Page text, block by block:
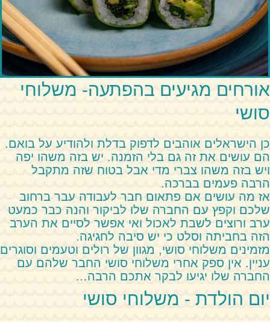
אורחים מגיעים בהפתעה- משלוחי
סושי
כן הישראלים אוהבים לדפוק בדלת ולהודיע על בואם.
הם עושים את זה גם בלי הזמנה. יש בזה משהו יפה
ויש בזה משהו צברי מדי אבל בטוח שזה מתקבל
הרבה פעמים בברכה.
אז מה עושים אם פתאום חבר לעבודה עבר ברחוב
שלכם וקפץ עם החברה שלו לביקור והנה כבר כמעט
ערב ורוצים לשבת לאכול ואי אפשר לסיים את הערב
הזה בחביתה וסלט כי יש סיבה לחגיגה.
מזמינים משלוחי סושי, מגוון של רולים וטעמים וסוגרים
עניין. אין ספק אחרי משלוחי סושי החבר שלהם עם
החברה שלו יגיעו לבקר אתכם הרבה…
יום הולדת - משלוחי סושי